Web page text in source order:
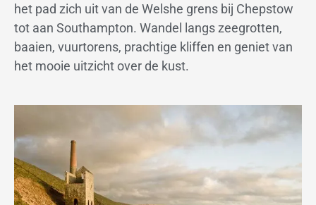
het pad zich uit van de Welshe grens bij Chepstow
tot aan Southampton. Wandel langs zeegrotten,
baaien, vuurtorens, prachtige kliffen en geniet van
het mooie uitzicht over de kust.